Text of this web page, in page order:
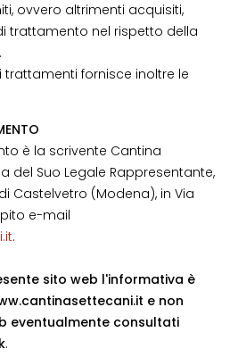
ovvero altrimenti acquisiti,
trattamento nel rispetto della
trattamenti fornisce inoltre le
è la scrivente Cantina
del Suo Legale Rappresentante,
Castelvetro (Modena), in Via
e-mail
.
sito web l'informativa è
e non
eventualmente consultati
.